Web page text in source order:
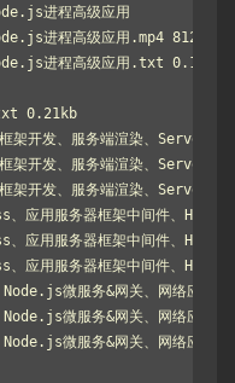
进程高级应用
进程高级应用.mp4 812.30M
进程高级应用.txt 0.17kb
0.21kb
架开发、服务端渲染、
架开发、服务端渲染、
框架开发、服务端渲染、
应用服务器框架中间件、HTTP协
应用服务器框架中间件、HTTP
应用服务器框架中间件、
微服务&网关、网络应用
微服务&网关、网络应用
Node.js微服务&网关、网络应